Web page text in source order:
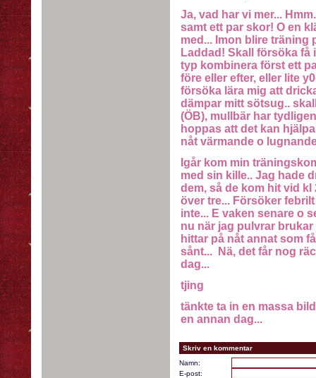
Ja, vad har vi mer...
samt ett par skor! O en
med... Imon blire träning
Laddad! Skall försöka få
typ kombinera först ett
före eller efter, eller lite
försöka lära mig att
dämpar mitt sötsug..
(ÖB), mullbär har
hoppas att det kan
nåt värmande o
Igår kom min
med sin kille.. Jag hade
dem, så de kom hit vid
över tre... Försöker
inte... E vaken senare o
nu när jag pulvrar
hittar på nåt annat som
sånt... Nä, det får nog
dag...
tjing
tänkte ta in en massa
en annan dag...
Skriv en kommentar
Namn:
E-post: